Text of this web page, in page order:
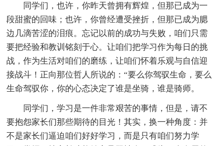
同学们，也许，你昨天曾拥有辉煌，但那已成为一
段甜蜜的回味；也许，你曾经遭受挫折，但那已成为腮
边几滴苦涩的泪痕。忘记以前的成功与失败，咱们只需
要把经验和教训铭刻于心。让咱们把学习作为每日的挑
战，作为生活对咱们的磨练，让咱们怀着乐观与自信迎
接战斗！正向那位哲人所说的：“要么你驾驭生命，要么
生命驾驭你，你的心态决定了谁是坐骑，谁是骑师。
同学们，学习是一件非常艰苦的事情，但是，请不
要抱怨家长们那些期待的目光！其实，换一种角度：并
不是家长们逼迫咱们好好学习，而是只有咱们努力学